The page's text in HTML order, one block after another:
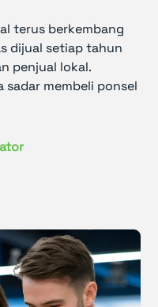
terus berkembang
dijual setiap tahun
penjual lokal.
sadar membeli ponsel